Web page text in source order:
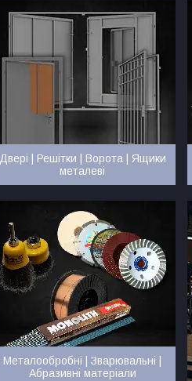
Двері | Решітки | Ворота | Ящики
металеві
Металообробні | Зварювальні |
Абразивні матеріали